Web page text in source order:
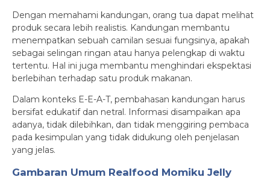
Dengan memahami kandungan, orang tua dapat melihat
produk secara lebih realistis. Kandungan membantu
menempatkan sebuah camilan sesuai fungsinya, apakah
sebagai selingan ringan atau hanya pelengkap di waktu
tertentu. Hal ini juga membantu menghindari ekspektasi
berlebihan terhadap satu produk makanan.
Dalam konteks E-E-A-T, pembahasan kandungan harus
bersifat edukatif dan netral. Informasi disampaikan apa
adanya, tidak dilebihkan, dan tidak menggiring pembaca
pada kesimpulan yang tidak didukung oleh penjelasan
yang jelas.
Gambaran Umum Realfood Momiku Jelly